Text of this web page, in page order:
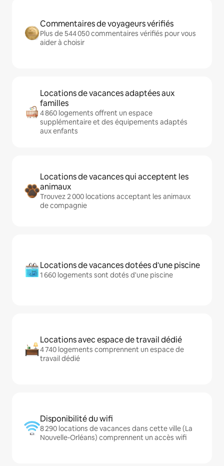
Commentaires de voyageurs vérifiés
Plus de 544 050 commentaires vérifiés pour vous
aider à choisir
Locations de vacances adaptées aux
familles
4 860 logements offrent un espace
supplémentaire et des équipements adaptés
aux enfants
Locations de vacances qui acceptent les
animaux
Trouvez 2 000 locations acceptant les animaux
de compagnie
Locations de vacances dotées d'une piscine
1 660 logements sont dotés d'une piscine
Locations avec espace de travail dédié
4 740 logements comprennent un espace de
travail dédié
Disponibilité du wifi
8 290 locations de vacances dans cette ville (La
Nouvelle-Orléans) comprennent un accès wifi